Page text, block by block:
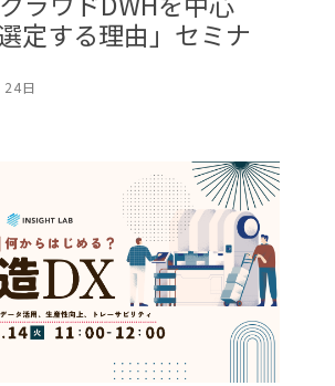
定する理由」セミナ
日